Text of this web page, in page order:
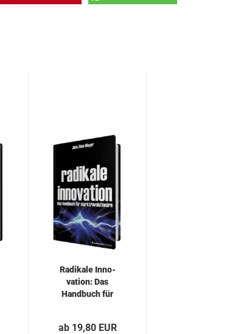
Ra­di­ka­le In­no­
va­ti­on: Das
Hand­buch für
ab 19,80 EUR